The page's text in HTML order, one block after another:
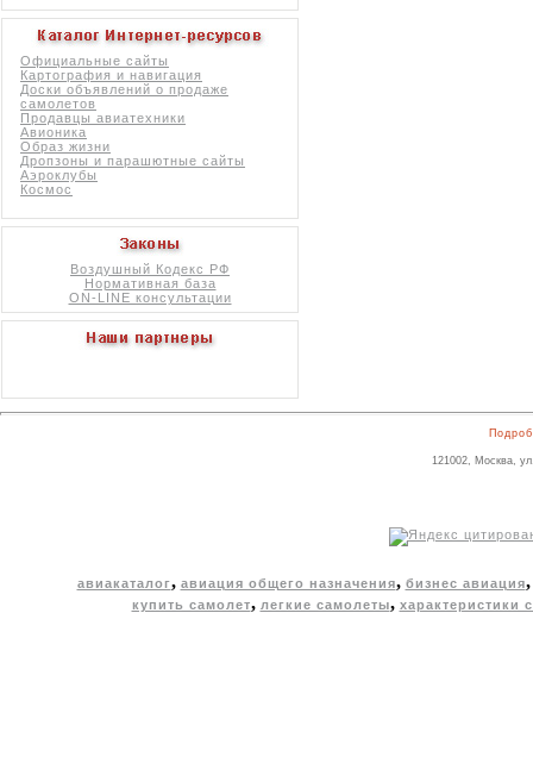
Официальные сайты
Картография и навигация
Доски объявлений о продаже
самолетов
Продавцы авиатехники
Авионика
Образ жизни
Дропзоны и парашютные сайты
Аэроклубы
Космос
Воздушный Кодекс РФ
Нормативная база
ON-LINE консультации
121002, Москва,
авиакаталог, авиация общего назначения, бизнес авиация
купить самолет, легкие самолеты, характеристики